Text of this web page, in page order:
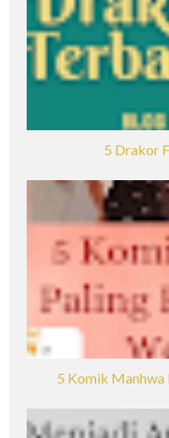
5 Drakor
5 Komik Manhwa